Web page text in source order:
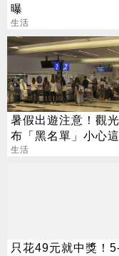
曝
生活
暑假出遊注意！觀
布「黑名單」小心
旅行社
生活
只花49元就中獎！